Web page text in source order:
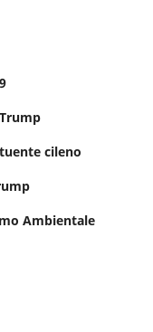
cileno
Ambientale